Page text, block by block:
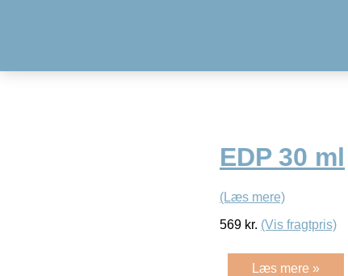
EDP 30 ml
(Læs mere)
569 kr. (Vis fragtpris)
Læs mere »